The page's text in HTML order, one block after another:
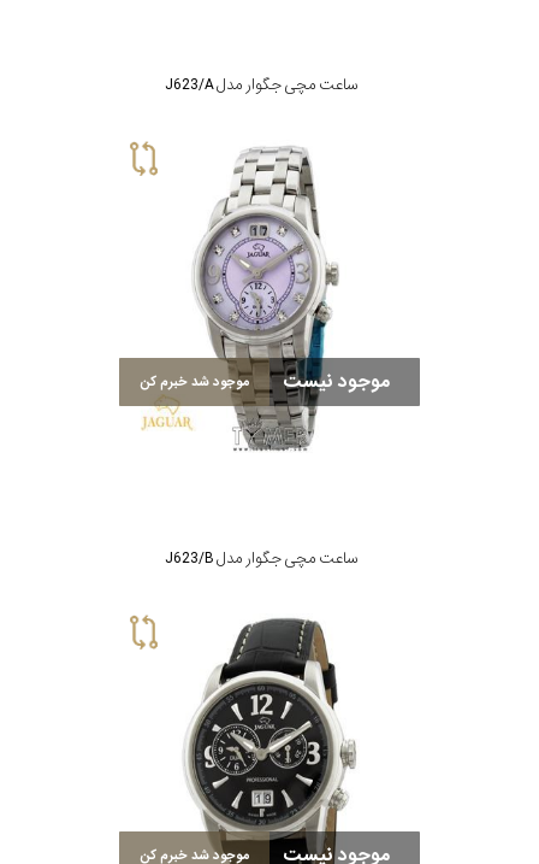
ساعت مچی جگوار مدل J623/A
موجود نیست موجود شد خبرم کن
ساعت مچی جگوار مدل J623/B
موجود نیست موجود شد خبرم کن